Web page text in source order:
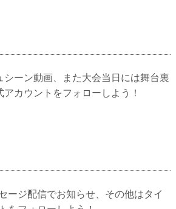
ーン動画、また大会当日には舞台裏
カウントをフォローしよう！
ージ配信でお知らせ、その他はタイ